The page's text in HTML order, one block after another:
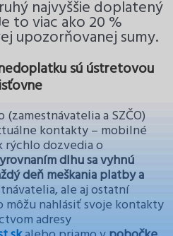
najvyššie doplatený
to viac ako 20 %
upozorňovanej sumy.
sú ústretovou
a SZČO)
kontakty – mobilné
rýchlo dozvedia o
dlhusa vyhnú
deň meškania platby a
ale aj ostatní
nahlásiť svoje kontakty
adresy